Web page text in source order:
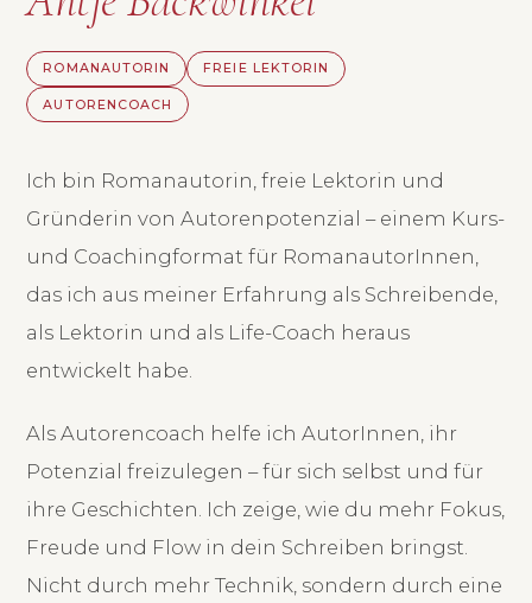
ROMANAUTORIN FREIE LEKTORIN
AUTORENCOACH
Ich bin Romanautorin, freie Lektorin und
Gründerin von Autorenpotenzial – einem Kurs-
und Coachingformat für RomanautorInnen,
das ich aus meiner Erfahrung als Schreibende,
als Lektorin und als Life-Coach heraus
entwickelt habe.
Als Autorencoach helfe ich AutorInnen, ihr
Potenzial freizulegen – für sich selbst und für
ihre Geschichten. Ich zeige, wie du mehr Fokus,
Freude und Flow in dein Schreiben bringst.
Nicht durch mehr Technik, sondern durch eine